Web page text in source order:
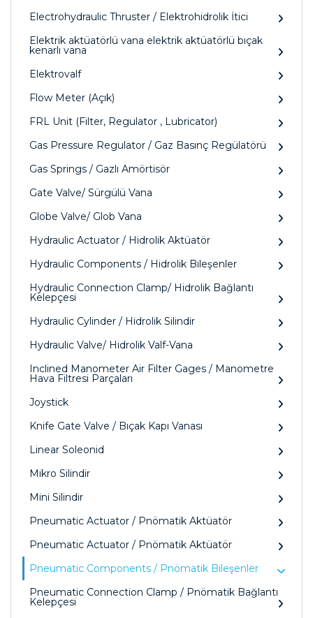
Electrohydraulic Thruster / Elektrohidrolik İtici
Elektrik aktüatörlü vana elektrik aktüatörlü bıçak
kenarlı vana
Elektrovalf
Flow Meter (Açık)
FRL Unit (Filter, Regulator , Lubricator)
Gas Pressure Regulator / Gaz Basınç Regülatörü
Gas Springs / Gazlı Amörtisör
Gate Valve/ Sürgülü Vana
Globe Valve/ Glob Vana
Hydraulic Actuator / Hidrolik Aktüatör
Hydraulic Components / Hidrolik Bileşenler
Hydraulic Connection Clamp/ Hidrolik Bağlantı
Kelepçesi
Hydraulic Cylinder / Hidrolik Silindir
Hydraulic Valve/ Hidrolik Valf-Vana
Inclined Manometer Air Filter Gages / Manometre
Hava Filtresi Parçaları
Joystick
Knife Gate Valve / Bıçak Kapı Vanası
Linear Soleonid
Mikro Silindir
Mini Silindir
Pneumatic Actuator / Pnömatik Aktüatör
Pneumatic Actuator / Pnömatik Aktüatör
Pneumatic Components / Pnömatik Bileşenler
Pneumatic Connection Clamp / Pnömatik Bağlantı
Kelepçesi